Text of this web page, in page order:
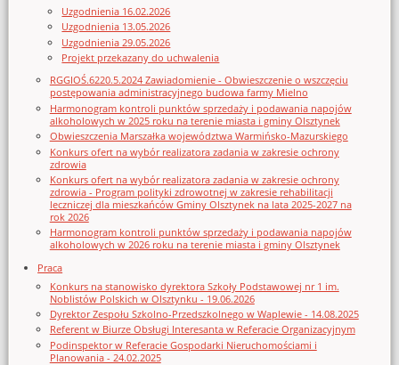
Uzgodnienia 16.02.2026
Uzgodnienia 13.05.2026
Uzgodnienia 29.05.2026
Projekt przekazany do uchwalenia
RGGIOŚ.6220.5.2024 Zawiadomienie - Obwieszczenie o wszczęciu
postępowania administracyjnego budowa farmy Mielno
Harmonogram kontroli punktów sprzedaży i podawania napojów
alkoholowych w 2025 roku na terenie miasta i gminy Olsztynek
Obwieszczenia Marszałka województwa Warmińsko-Mazurskiego
Konkurs ofert na wybór realizatora zadania w zakresie ochrony
zdrowia
Konkurs ofert na wybór realizatora zadania w zakresie ochrony
zdrowia - Program polityki zdrowotnej w zakresie rehabilitacji
leczniczej dla mieszkańców Gminy Olsztynek na lata 2025-2027 na
rok 2026
Harmonogram kontroli punktów sprzedaży i podawania napojów
alkoholowych w 2026 roku na terenie miasta i gminy Olsztynek
Praca
Konkurs na stanowisko dyrektora Szkoły Podstawowej nr 1 im.
Noblistów Polskich w Olsztynku - 19.06.2026
Dyrektor Zespołu Szkolno-Przedszkolnego w Waplewie - 14.08.2025
Referent w Biurze Obsługi Interesanta w Referacie Organizacyjnym
Podinspektor w Referacie Gospodarki Nieruchomościami i
Planowania - 24.02.2025